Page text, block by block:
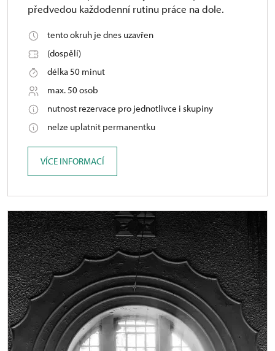
předvedou každodenní rutinu práce na dole.
tento okruh je dnes uzavřen
(dospělí)
délka 50 minut
max. 50 osob
nutnost rezervace pro jednotlivce i skupiny
nelze uplatnit permanentku
VÍCE INFORMACÍ